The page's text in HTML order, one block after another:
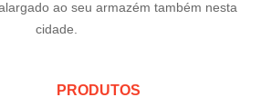
ao seu armazém também nesta
cidade.
PRODUTOS